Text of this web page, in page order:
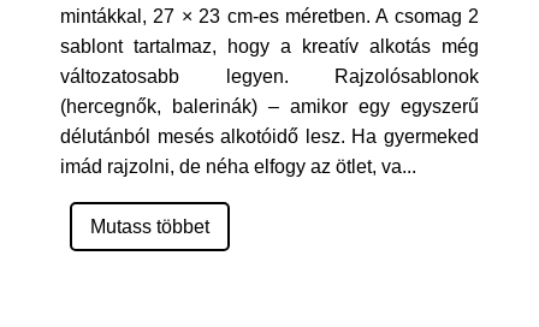
mintákkal, 27 × 23 cm-es méretben. A csomag 2
sablont tartalmaz, hogy a kreatív alkotás még
változatosabb legyen. Rajzolósablonok
(hercegnők, balerinák) – amikor egy egyszerű
délutánból mesés alkotóidő lesz. Ha gyermeked
imád rajzolni, de néha elfogy az ötlet, va...
Mutass többet